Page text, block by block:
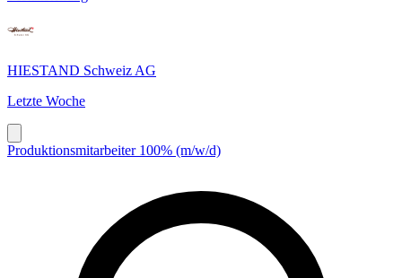
HIESTAND Schweiz AG
Letzte Woche
Produktionsmitarbeiter 100% (m/w/d)